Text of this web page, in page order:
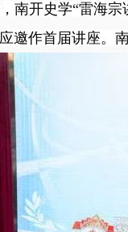
南开史学“雷海
邀作首届讲座。